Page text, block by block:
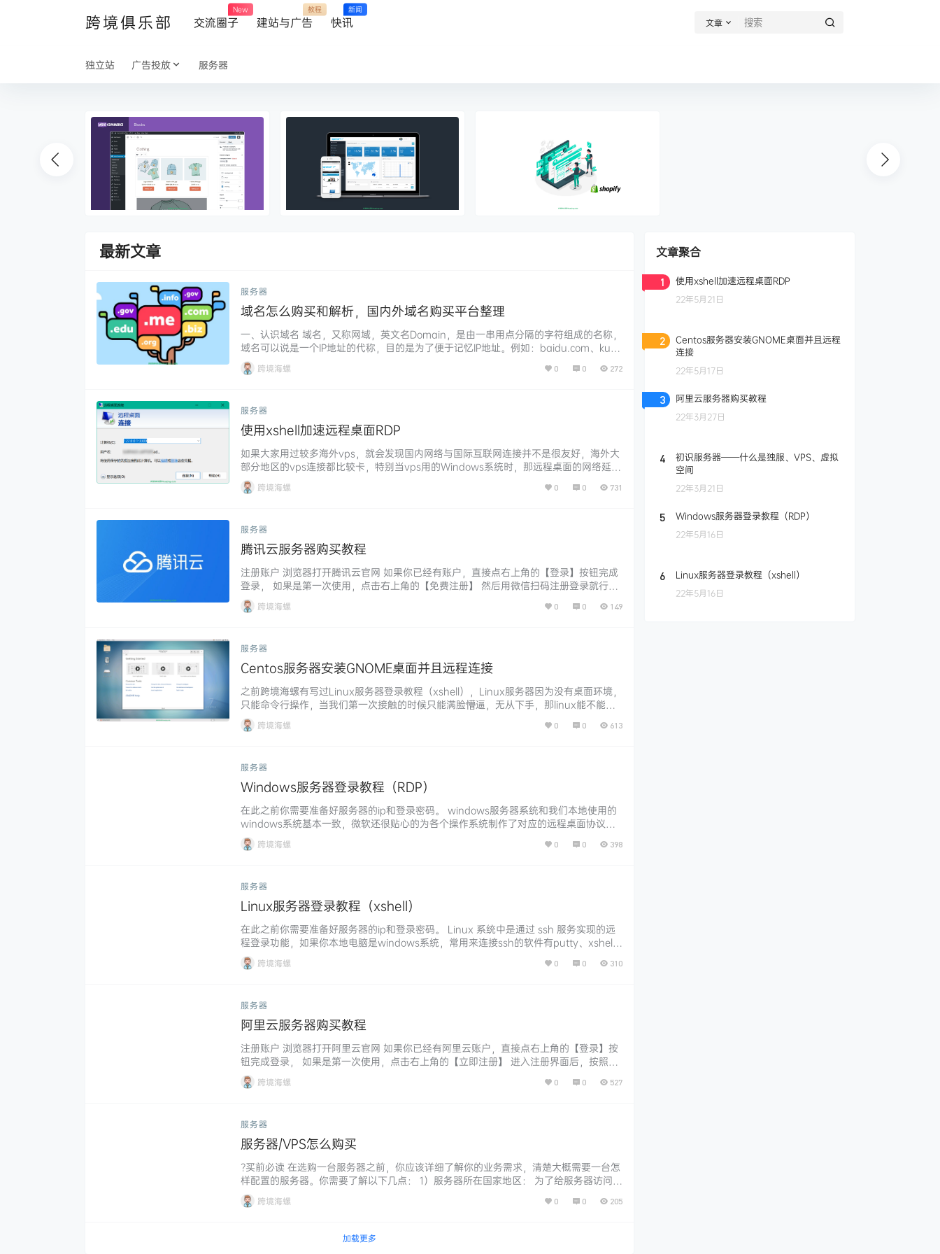
跨境俱乐部 交流圈子
New
建站与广告
教程
快讯
新闻
文章
独立站 广告投放 服务器
最新文章
服务器
域名怎么购买和解析，国内外域名购买平台整理
一、认识域名 域名，又称网域，英文名Domain，是由一串用点分隔的字符组成的名称，
域名可以说是一个IP地址的代称，目的是为了便于记忆IP地址。例如：baidu.com、kuaji
ng.club就是域名，用户可以直接访问域名就能连接域名所解析IP对应的计算机。 域名层
级，域名由多个部分组成，这些部分通常连接在一起，并由点分隔。以baidu.com为
跨境海螺 0 0 272
服务器
使用xshell加速远程桌面RDP
如果大家用过较多海外vps，就会发现国内网络与国际互联网连接并不是很友好，海外大
部分地区的vps连接都比较卡，特别当vps用的Windows系统时，那远程桌面的网络延迟
会让人特别抓狂！ 那有办法加速远程桌面rdp吗？当然是有的，本文介绍使用xshell中转
加速远程桌面，不过前提是你得另外有一台本地电脑连接非常流畅的vps，并且这台vps
跨境海螺 0 0 731
服务器
腾讯云服务器购买教程
注册账户 浏览器打开腾讯云官网 如果你已经有账户，直接点右上角的【登录】按钮完成
登录， 如果是第一次使用，点击右上角的【免费注册】 然后用微信扫码注册登录就行，
这里不作赘述。 购买服务器 A)常规方式购买： 当你完成账户注册并登录后，打开腾讯云
官网， 按图所示在产品菜单下找到【云服务器】，点击并进入 点击【立即选购】，进入
跨境海螺 0 0 149
服务器
Centos服务器安装GNOME桌面并且远程连接
之前跨境海螺有写过Linux服务器登录教程（xshell），Linux服务器因为没有桌面环境，
只能命令行操作，当我们第一次接触的时候只能满脸懵逼，无从下手，那linux能不能像
windows一样，点点鼠标就能执行各项操作呢？当然也是可以的，linux也能安装各种桌
面软件，实现图形化操作，只不过因为软件生态问题，很多我们常用的软件都无法正常使
跨境海螺 0 0 613
服务器
Windows服务器登录教程（RDP）
在此之前你需要准备好服务器的ip和登录密码。 windows服务器系统和我们本地使用的
windows系统基本一致，微软还很贴心的为各个操作系统制作了对应的远程桌面协议（R
DP）软件，所以远程操空一台windows服务器就变得很容易上手。 如果你本机用的mac
OS，可以在商店里面搜索安装Microsoft Remote Desktop 如果你本机用的windows，
跨境海螺 0 0 398
服务器
Linux服务器登录教程（xshell）
在此之前你需要准备好服务器的ip和登录密码。 Linux 系统中是通过 ssh 服务实现的远
程登录功能，如果你本地电脑是windows系统，常用来连接ssh的软件有putty、xshel
l，如果你本地电脑是macos系统，直接用自带的【终端】就可以进行连接。 因为海螺本
地用的windows系统，所以本文以xshell为例进行讲解。 一、xshell下载与安装 首先下
跨境海螺 0 0 310
服务器
阿里云服务器购买教程
注册账户 浏览器打开阿里云官网 如果你已经有阿里云账户，直接点右上角的【登录】按
钮完成登录， 如果是第一次使用，点击右上角的【立即注册】 进入注册界面后，按照提
示进行注册就行，推荐直接使用支付宝扫码注册，这样更方便实名认证和不易忘记账户密
码。 如果你使账号密码注册，那就输入你自定义的账户密码，并填写自己的手机号，提
跨境海螺 0 0 527
服务器
服务器/VPS怎么购买
?买前必读 在选购一台服务器之前，你应该详细了解你的业务需求，清楚大概需要一台怎
样配置的服务器。你需要了解以下几点： 1）服务器所在国家地区： 为了给服务器访问者
提供更优质的网络速度，这个要根据你自己的实际业务情况选择。比如我们用来搭建外贸
购物网站，那我们就选择目标客户所在国家/地区，如果没有对应的地区可以就近选择。
跨境海螺 0 0 205
加载更多
文章聚合
1 使用xshell加速远程桌面RDP
22年5月21日
2
Centos服务器安装GNOME桌面并且远程
连接
22年5月17日
3 阿里云服务器购买教程
22年3月27日
4
初识服务器——什么是独服、VPS、虚拟
空间
22年3月21日
5 Windows服务器登录教程（RDP）
22年5月16日
6 Linux服务器登录教程（xshell）
22年5月16日